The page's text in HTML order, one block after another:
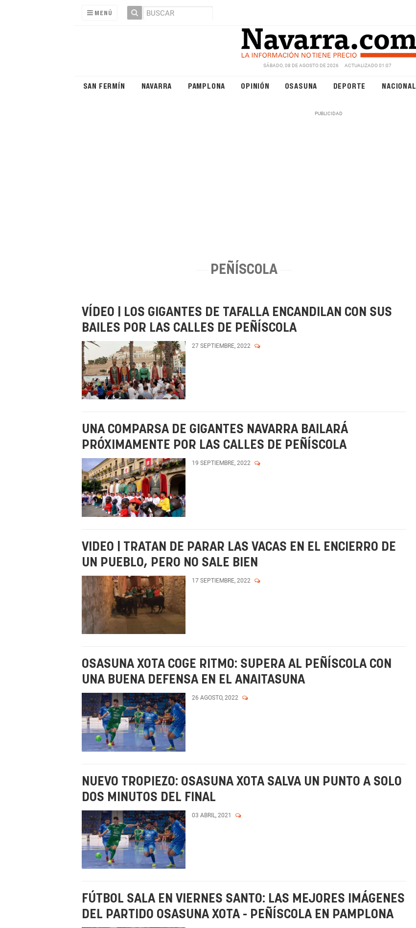
MENÚ
SÁBADO, 08 DE AGOSTO DE 2026 ACTUALIZADO 01:07
SAN FERMÍN NAVARRA PAMPLONA OPINIÓN OSASUNA DEPORTE NACIONAL
PEÑÍSCOLA
VÍDEO | LOS GIGANTES DE TAFALLA ENCANDILAN CON SUS
BAILES POR LAS CALLES DE PEÑÍSCOLA
27 SEPTIEMBRE, 2022
UNA COMPARSA DE GIGANTES NAVARRA BAILARÁ
PRÓXIMAMENTE POR LAS CALLES DE PEÑÍSCOLA
19 SEPTIEMBRE, 2022
VIDEO | TRATAN DE PARAR LAS VACAS EN EL ENCIERRO DE
UN PUEBLO, PERO NO SALE BIEN
17 SEPTIEMBRE, 2022
OSASUNA XOTA COGE RITMO: SUPERA AL PEÑÍSCOLA CON
UNA BUENA DEFENSA EN EL ANAITASUNA
26 AGOSTO, 2022
NUEVO TROPIEZO: OSASUNA XOTA SALVA UN PUNTO A SOLO
DOS MINUTOS DEL FINAL
03 ABRIL, 2021
FÚTBOL SALA EN VIERNES SANTO: LAS MEJORES IMÁGENES
DEL PARTIDO OSASUNA XOTA - PEÑÍSCOLA EN PAMPLONA